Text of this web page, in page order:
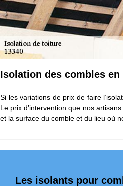
Isolation des combles en
Si les variations de prix de faire
Le prix d’intervention que nos
et la surface du comble et du lieu où
Les isolants pour